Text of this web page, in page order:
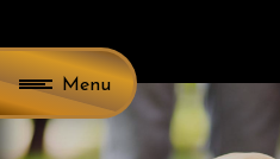
Menu